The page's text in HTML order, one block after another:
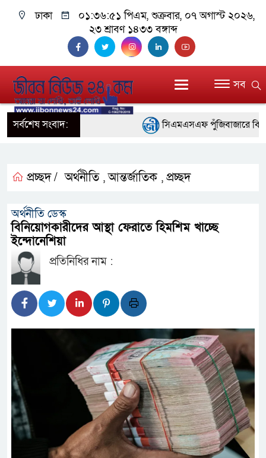
ঢাকা ০১:৩৬:৫২ পিএম, শুক্রবার, ০৭ অগাস্ট ২০২৬,
২৩ শ্রাবণ ১৪৩৩ বঙ্গাব্দ
সব
সর্বশেষ সংবাদ:
সিএমএসএফ পুঁজিবাজারে
আন্তর্জাতিক মানের প্যারা
নদী দূষণ রোধে সমন্বিত
পর্দাপন উপলক্ষে আলোচনা সভা ও
ফ্যাসিবাদবিরোধী আন্দোলনে
নিরপেক্ষ ও বিশ্বাসযোগ্য : প্রধানমন্ত্রী
বাগেরহাট মেডিকেল
জুলাই স্মৃতি জাদুঘরের দুয়ার
প্রচ্ছদ / অর্থনীতি ,আন্তর্জাতিক , প্রচ্ছদ
অর্থনীতি ডেস্ক
বিনিয়োগকারীদের আস্থা ফেরাতে হিমশিম খাচ্ছে
ইন্দোনেশিয়া
প্রতিনিধির নাম :